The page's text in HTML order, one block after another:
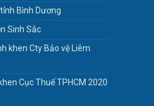
Bình Dương
Sinh Sắc
khen Cty Bảo vệ Liêm
Cục Thuế TPHCM 2020